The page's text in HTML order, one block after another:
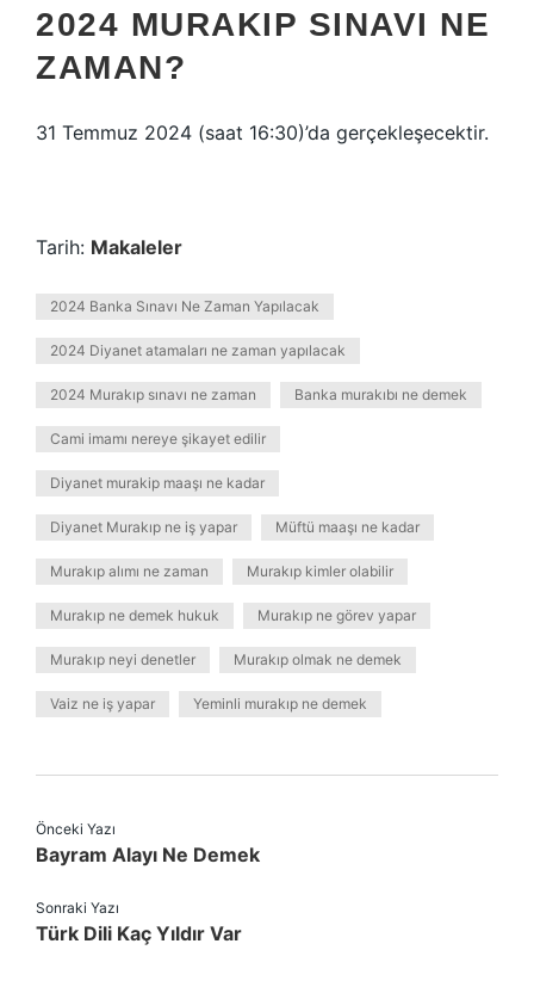
2024 MURAKIP SINAVI NE
ZAMAN?
31 Temmuz 2024 (saat 16:30)’da gerçekleşecektir.
Tarih: Makaleler
2024 Banka Sınavı Ne Zaman Yapılacak
2024 Diyanet atamaları ne zaman yapılacak
2024 Murakıp sınavı ne zaman Banka murakıbı ne demek
Cami imamı nereye şikayet edilir
Diyanet murakip maaşı ne kadar
Diyanet Murakıp ne iş yapar Müftü maaşı ne kadar
Murakıp alımı ne zaman Murakıp kimler olabilir
Murakıp ne demek hukuk Murakıp ne görev yapar
Murakıp neyi denetler Murakıp olmak ne demek
Vaiz ne iş yapar Yeminli murakıp ne demek
Önceki Yazı
Bayram Alayı Ne Demek
Sonraki Yazı
Türk Dili Kaç Yıldır Var